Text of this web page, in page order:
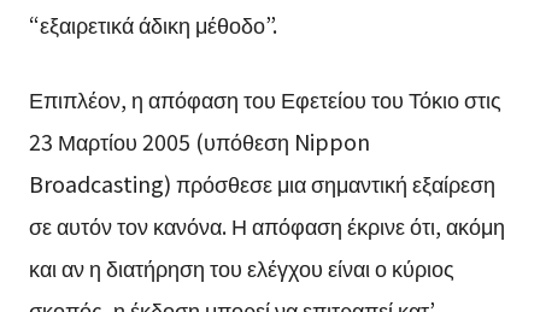
“εξαιρετικά άδικη μέθοδο”.
Επιπλέον, η απόφαση του Εφετείου του Τόκιο στις
23 Μαρτίου 2005 (υπόθεση Nippon
Broadcasting) πρόσθεσε μια σημαντική εξαίρεση
σε αυτόν τον κανόνα. Η απόφαση έκρινε ότι, ακόμη
και αν η διατήρηση του ελέγχου είναι ο κύριος